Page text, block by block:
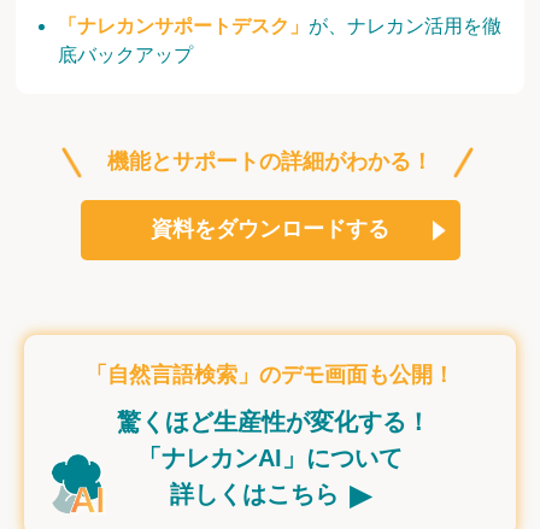
「ナレカンサポートデスク」 が、ナレカン活用を徹
底バックアップ
機能とサポートの詳細がわかる！
資料をダウンロードする
「自然言語検索」のデモ画面も公開！
驚くほど生産性が変化する！
「ナレカンAI」について
詳しくはこちら ▸